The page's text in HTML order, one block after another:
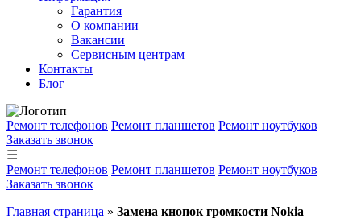
Гарантия
О компании
Вакансии
Сервисным центрам
Контакты
Блог
Ремонт телефонов Ремонт планшетов Ремонт ноутбуков
Заказать звонок
☰
Ремонт телефонов Ремонт планшетов Ремонт ноутбуков
Заказать звонок
Главная страница » Замена кнопок громкости Nokia